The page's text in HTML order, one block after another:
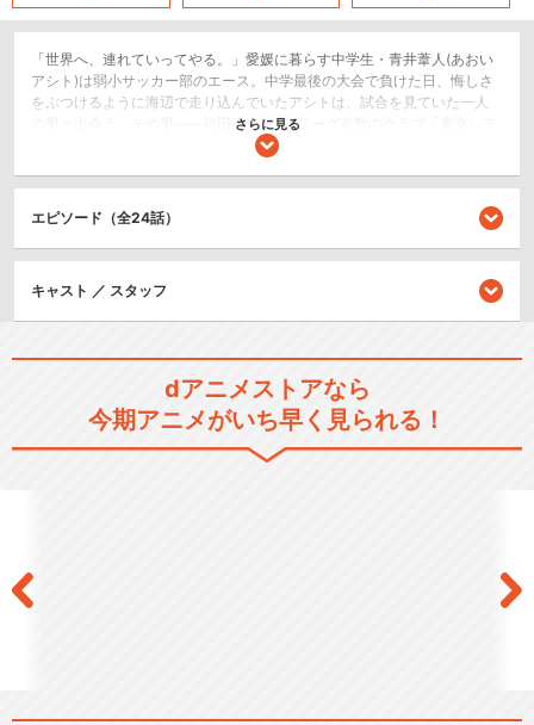
「世界へ、連れていってやる。」愛媛に暮らす中学生・青井葦人(あおい
アシト)は弱小サッカー部のエース。中学最後の大会で負けた日、悔しさ
をぶつけるように海辺で走り込んでいたアシトは、試合を見ていた一人
の男と出会う。その男――福田達也は、Jリーグ有数のクラブ「東京シテ
ィ・エスペリオンFC」で、高校生年代を育成する組織「ユースチーム」
性を見出した福田は、自らの野望を語り始める。「俺には野望がある。
俺の作り上げたクラブで、世界を掌中に収める。世界への踏み台じゃな
い。我がクラブこそが世界だと。その野望のすべてを担うもの、育成＜
ユース＞だ。」福田の誘いを受け、入団試験＜セレクション＞を受けに
走り続ける『アオアシ』が、ついに待望のTVアニメーション化！挫折、
成長、友情—青春の全てがここにある！
さらに見る
閉じる
エピソード（全24話）
キャスト ／ スタッフ
dアニメストアなら
今期アニメがいち早く見られる！